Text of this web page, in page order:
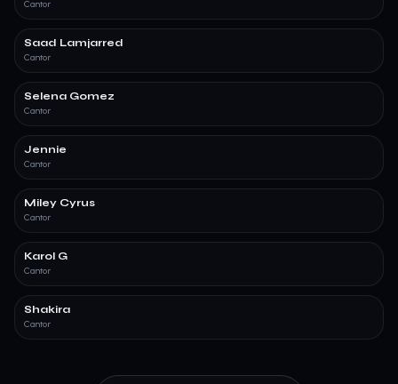
Cantor
Saad Lamjarred
Cantor
Selena Gomez
Cantor
Jennie
Cantor
Miley Cyrus
Cantor
Karol G
Cantor
Shakira
Cantor